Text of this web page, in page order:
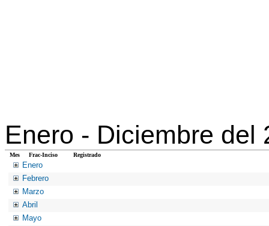
Enero - Diciembre del
Mes Frac-Inciso Registrado
Enero
Febrero
Marzo
Abril
Mayo